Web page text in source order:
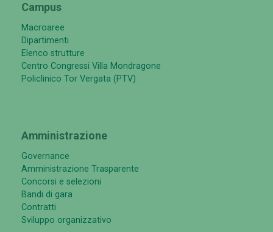
Campus
Macroaree
Dipartimenti
Elenco strutture
Centro Congressi Villa Mondragone
Policlinico Tor Vergata (PTV)
Amministrazione
Governance
Amministrazione Trasparente
Concorsi e selezioni
Bandi di gara
Contratti
Sviluppo organizzativo